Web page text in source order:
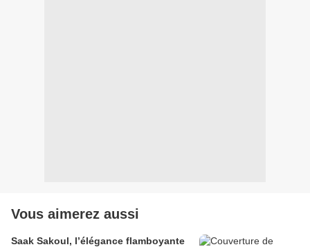
Vous aimerez aussi
Saak Sakoul, l’élégance flamboyante